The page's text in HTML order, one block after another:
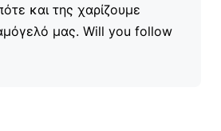
και της χαρίζουμε
μας. Will you follow